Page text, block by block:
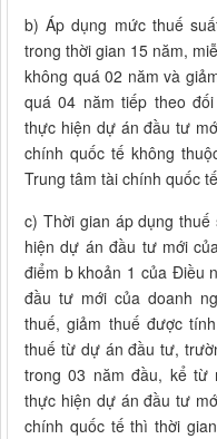
b) Áp dụng mức thuế
trong thời gian 15 năm,
không quá 02 năm và
quá 04 năm tiếp theo
thực hiện dự án đầu tư
chính quốc tế không
Trung tâm tài chính quốc
c) Thời gian áp dụng
hiện dự án đầu tư mới
điểm b khoản 1 của Điều
đầu tư mới của doanh
thuế, giảm thuế được
thuế từ dự án đầu tư,
trong 03 năm đầu, kể từ
thực hiện dự án đầu tư
chính quốc tế thì thời